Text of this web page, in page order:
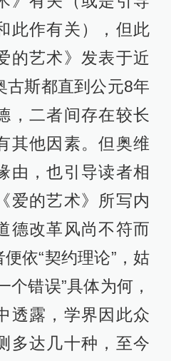
此作有关），但此
的艺术》发表于近
古斯都直到公元8年
，二者间存在较长
其他因素。但奥维
由，也引导读者相
爱的艺术》所写内
德改革风尚不符而
依“契约理论”，姑
个错误”具体为何，
透露，学界因此众
多达几十种，至今